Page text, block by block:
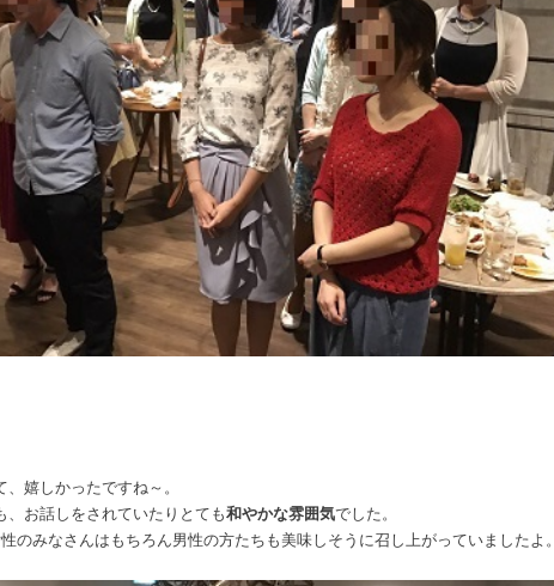
嬉しかったですね～。
、お話しをされていたりとても和やかな雰囲気でした。
のみなさんはもちろん男性の方たちも美味しそうに召し上がっていましたよ。